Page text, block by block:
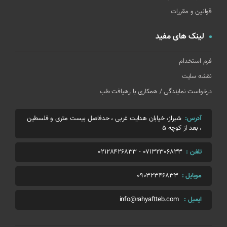
قوانین و مقررات
لینک های مفید
فرم استخدام
نقشه سایت
درخواست نمایندگی / همکاری با رهیافت طب
آدرس: شیراز، خیابان هدایت غربی ، حدفاصل بیست متری و فلسطین
، بعد از کوچه 5
تلفن : 07132306833
-
02128426833
موبایل : 09032346833
ایمیل : info@rahyaftteb.com